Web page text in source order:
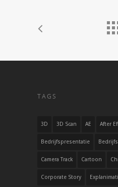
TAGS
3D 3D Scan AE After
Bedrijfspresentatie
Camera Track Cartoon
Corporate Story